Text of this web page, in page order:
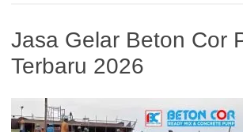
Jasa Gelar Beton Cor
Terbaru 2026